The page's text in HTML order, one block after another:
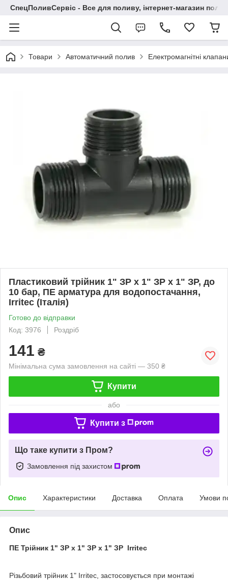
СпецПоливСервіс - Все для поливу, інтернет-магазин
Товари Автоматичний полив Електромагнітні
Пластиковий трійник 1" ЗР х 1" ЗР х 1" ЗР, до
10 бар, ПЕ арматура для водопостачання,
Irritec (Італія)
Готово до відправки
Код: 3976
Роздріб
141 ₴
Мінімальна сума замовлення на сайті — 350 ₴
Купити
або
Купити з
Що таке купити з Пром?
Замовлення під захистом
Опис Характеристики Доставка Оплата Умови
Опис
ПЕ Трійник 1" ЗР х 1" ЗР х 1" ЗР Irritec
Різьбовий трійник 1" Irritec, застосовується при монтажі